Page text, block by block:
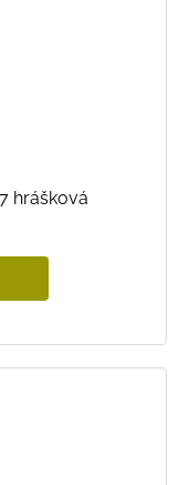
hrášková